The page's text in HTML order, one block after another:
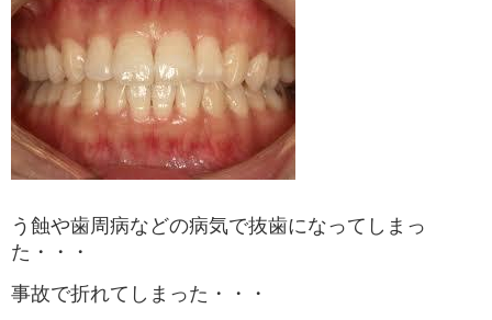
う蝕や歯周病などの病気で抜歯になってしまっ
た・・・
事故で折れてしまった・・・